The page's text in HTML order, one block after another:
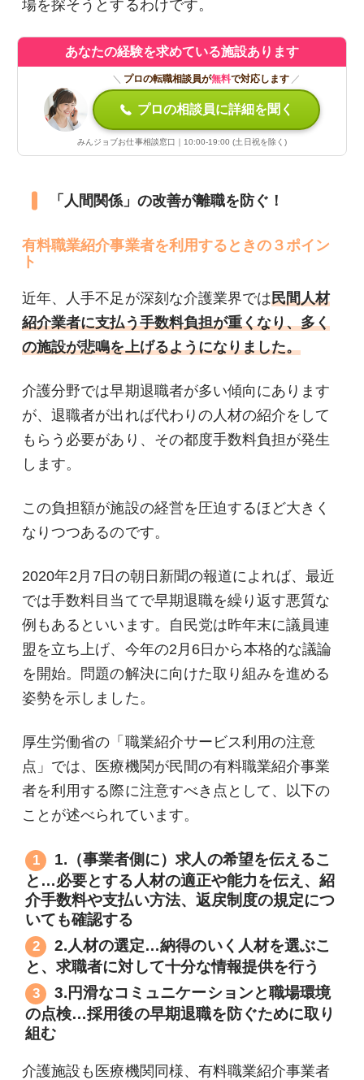
場を探そうとするわけです。
あなたの経験を求めている施設あります
＼ プロの転職相談員が無料で対応します ／
プロの相談員に詳細を聞く
みんジョブお仕事相談窓口｜10:00-19:00 (土日祝を除く)
「人間関係」の改善が離職を防ぐ！
有料職業紹介事業者を利用するときの３ポイン
ト
近年、人手不足が深刻な介護業界では民間人材
紹介業者に支払う手数料負担が重くなり、多く
の施設が悲鳴を上げるようになりました。
介護分野では早期退職者が多い傾向にあります
が、退職者が出れば代わりの人材の紹介をして
もらう必要があり、その都度手数料負担が発生
します。
この負担額が施設の経営を圧迫するほど大きく
なりつつあるのです。
2020年2月7日の朝日新聞の報道によれば、最近
では手数料目当てで早期退職を繰り返す悪質な
例もあるといいます。自民党は昨年末に議員連
盟を立ち上げ、今年の2月6日から本格的な議論
を開始。問題の解決に向けた取り組みを進める
姿勢を示しました。
厚生労働省の「職業紹介サービス利用の注意
点」では、医療機関が民間の有料職業紹介事業
者を利用する際に注意すべき点として、以下の
ことが述べられています。
1.（事業者側に）求人の希望を伝えるこ
と…必要とする人材の適正や能力を伝え、紹
介手数料や支払い方法、返戻制度の規定につ
いても確認する
2.人材の選定…納得のいく人材を選ぶこ
と、求職者に対して十分な情報提供を行う
3.円滑なコミュニケーションと職場環境
の点検…採用後の早期退職を防ぐために取り
組む
介護施設も医療機関同様、有料職業紹介事業者